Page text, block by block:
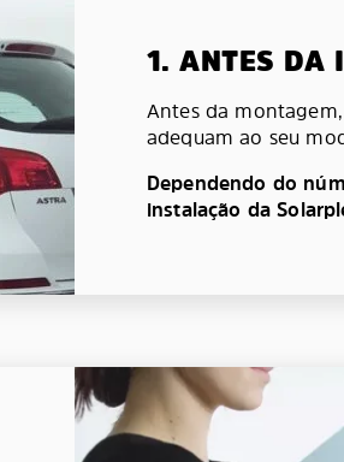
1. ANTES DA
Antes da
adequam ao seu
Dependendo do
instalação da